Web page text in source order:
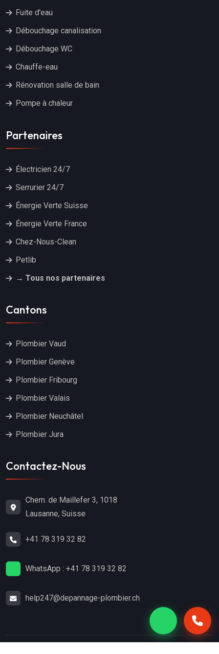
Fuite d'eau
Débouchage canalisation
Débouchage WC
Chauffe-eau
Rénovation salle de bain
Pompe à chaleur
Partenaires
Électricien 24/7
Serrurier 24/7
Énergie Verte Suisse
Énergie Verte France
Chez-Nous-Clean
Petlib
→ Tous nos partenaires
Cantons
Plombier Vaud
Plombier Genève
Plombier Fribourg
Plombier Valais
Plombier Neuchâtel
Plombier Jura
Contactez-Nous
Chem. de Maillefer 3, 1018
Lausanne, Suisse
+41 78 319 32 82
WhatsApp : +41 78 319 32 82
help247@depannage-plombier.ch